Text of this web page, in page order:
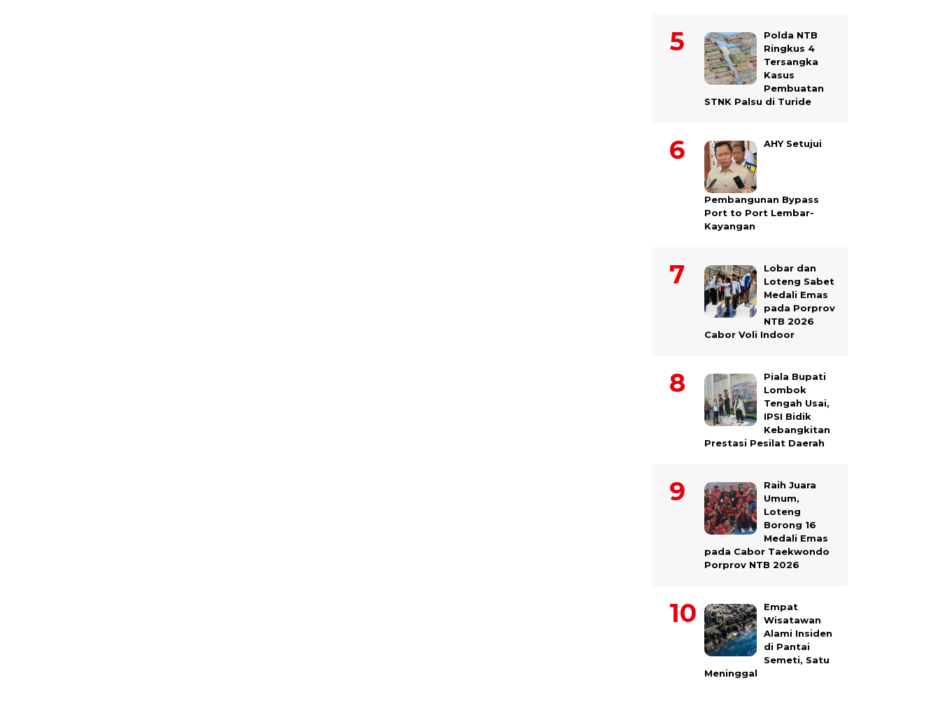
Polda NTB
Ringkus 4
Tersangka
Kasus
Pembuatan
STNK Palsu di Turide
AHY Setujui
Pembangunan Bypass
Port to Port Lembar-
Kayangan
Lobar dan
Loteng Sabet
Medali Emas
pada Porprov
NTB 2026
Cabor Voli Indoor
Piala Bupati
Lombok
Tengah Usai,
IPSI Bidik
Kebangkitan
Prestasi Pesilat Daerah
Raih Juara
Umum,
Loteng
Borong 16
Medali Emas
pada Cabor Taekwondo
Porprov NTB 2026
Empat
Wisatawan
Alami Insiden
di Pantai
Semeti, Satu
Meninggal